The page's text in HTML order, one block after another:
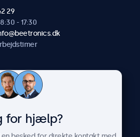
29
- 17:30
Om Beetronics
for hjælp?